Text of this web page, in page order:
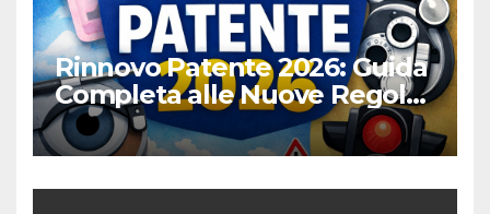
Rinnovo Patente 2026: Guida
Completa alle Nuove Regole,
Digitalizzazione e Costi